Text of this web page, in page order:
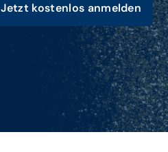
Jetzt kostenlos anmelden